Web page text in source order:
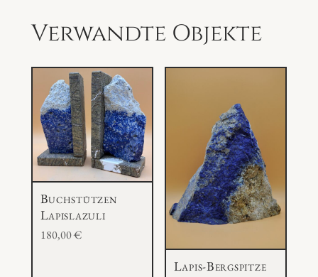
Verwandte Objekte
Buchstützen
Lapislazuli
180,00€
Lapis-Bergspitze